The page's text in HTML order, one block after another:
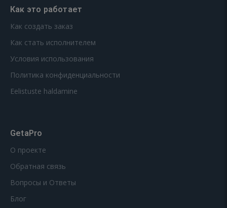
Как это работает
Как создать заказ
Как стать исполнителем
Условия использования
Политика конфиденциальности
Eelistuste haldamine
GetaPro
О проекте
Обратная связь
Вопросы и Ответы
Блог